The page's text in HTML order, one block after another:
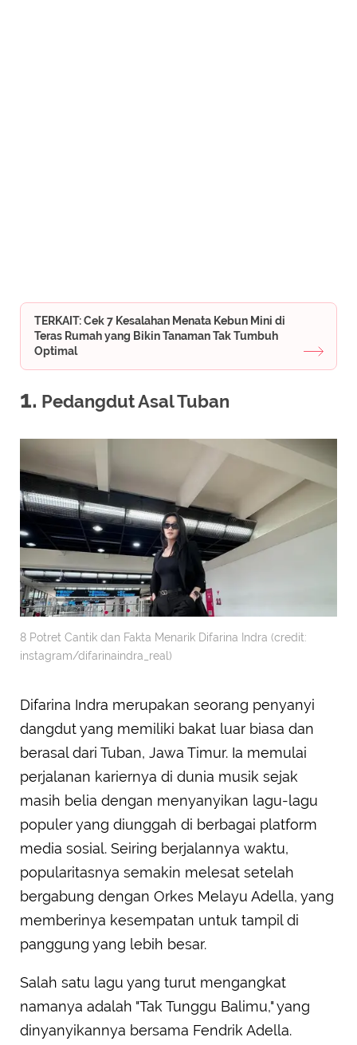
TERKAIT: Cek 7 Kesalahan Menata Kebun Mini di
Teras Rumah yang Bikin Tanaman Tak Tumbuh
Optimal
1. Pedangdut Asal Tuban
8 Potret Cantik dan Fakta Menarik Difarina Indra (credit:
instagram/difarinaindra_real)
Difarina Indra merupakan seorang penyanyi
dangdut yang memiliki bakat luar biasa dan
berasal dari Tuban, Jawa Timur. Ia memulai
perjalanan kariernya di dunia musik sejak
masih belia dengan menyanyikan lagu-lagu
populer yang diunggah di berbagai platform
media sosial. Seiring berjalannya waktu,
popularitasnya semakin melesat setelah
bergabung dengan Orkes Melayu Adella, yang
memberinya kesempatan untuk tampil di
panggung yang lebih besar.
Salah satu lagu yang turut mengangkat
namanya adalah "Tak Tunggu Balimu," yang
dinyanyikannya bersama Fendrik Adella.